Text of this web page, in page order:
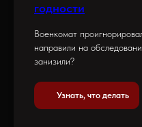
годности
Военкомат
направили на
занизили?
Узнать, что делать